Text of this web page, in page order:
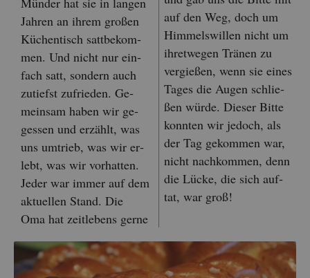
Jah­ren an ihrem gro­ßen
Kü­chen­tisch satt­be­kom­
men. Und nicht nur ein­
fach satt, son­dern auch
zu­tiefst zu­frie­den. Ge­
mein­sam haben wir ge­
ges­sen und er­zählt, was
uns um­trieb, was wir er­
lebt, was wir vor­hat­ten.
Jeder war immer auf dem
ak­tu­el­len Stand. Die
Oma hat zeit­le­bens gerne
auf den Weg, doch um
Him­mels­wil­len nicht um
ih­ret­we­gen Trä­nen zu
ver­gie­ßen, wenn sie eines
Tages die Augen schlie­
ßen würde. Die­ser Bitte
konn­ten wir je­doch, als
der Tag ge­kom­men war,
nicht nach­kom­men, denn
die Lücke, die sich auf­
tat, war groß!